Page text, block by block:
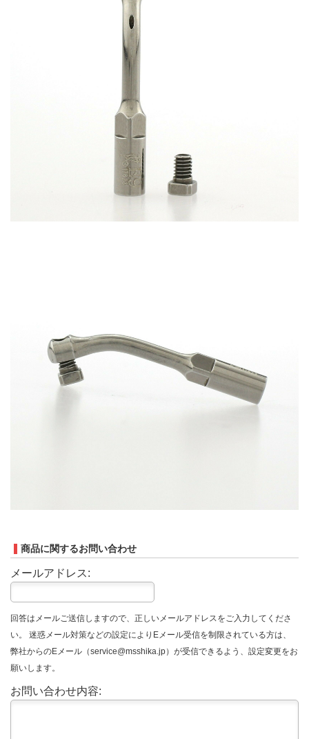
商品に関するお問い合わせ
メールアドレス:
回答はメールご送信しますので、正しいメールアドレスをご入力してくださ
い。 迷惑メール対策などの設定によりEメール受信を制限されている方は、
弊社からのEメール（service@msshika.jp）が受信できるよう、設定変更をお
願いします。
お問い合わせ内容: